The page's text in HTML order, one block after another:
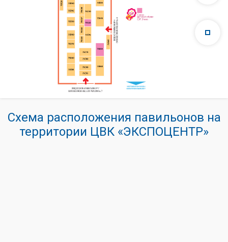
Схема расположения павильонов на
территории ЦВК «ЭКСПОЦЕНТР»